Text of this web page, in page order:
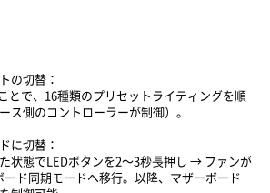
の切替：
とで、16種類のプリセットライティングを順
ス側のコントローラーが制御）。
に切替：
状態でLEDボタンを2〜3秒長押し → ファンが
ド同期モードへ移行。以降、マザーボード